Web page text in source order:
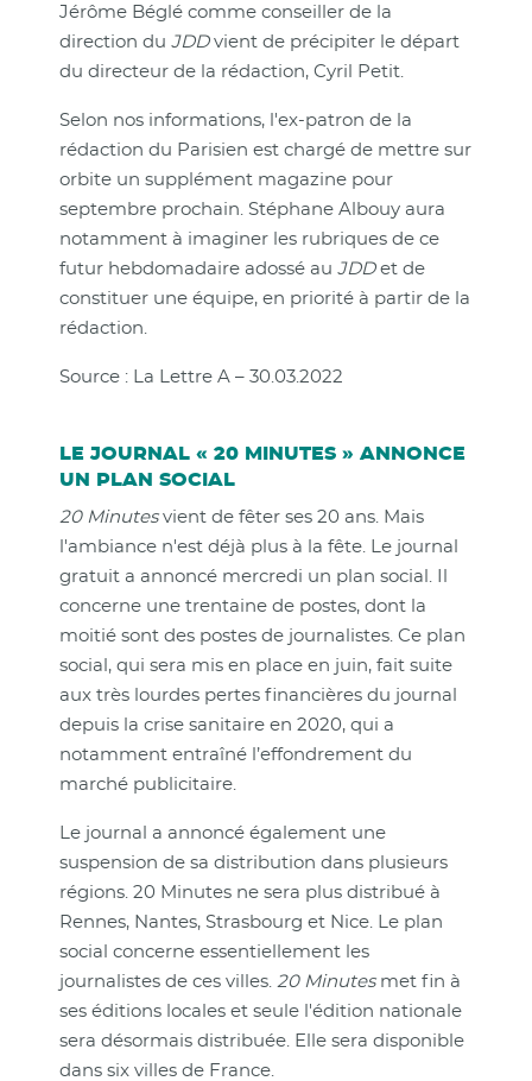
Jérôme Béglé comme conseiller de la
direction du JDDvient de précipiter le départ
du directeur de la rédaction, Cyril Petit.
Selon nos informations, l'ex-patron de la
rédaction du Parisien est chargé de mettre sur
orbite un supplément magazine pour
septembre prochain. Stéphane Albouy aura
notamment à imaginer les rubriques de ce
futur hebdomadaire adossé au JDDet de
constituer une équipe, en priorité à partir de la
rédaction.
Source : La Lettre A – 30.03.2022
LE JOURNAL « 20 MINUTES » ANNONCE
UN PLAN SOCIAL
20 Minutesvient de fêter ses 20 ans. Mais
l'ambiance n'est déjà plus à la fête. Le journal
gratuit a annoncé mercredi un plan social. Il
concerne une trentaine de postes, dont la
moitié sont des postes de journalistes. Ce plan
social, qui sera mis en place en juin, fait suite
aux très lourdes pertes financières du journal
depuis la crise sanitaire en 2020, qui a
notamment entraîné l’effondrement du
marché publicitaire.
Le journal a annoncé également une
suspension de sa distribution dans plusieurs
régions. 20 Minutes ne sera plus distribué à
Rennes, Nantes, Strasbourg et Nice. Le plan
social concerne essentiellement les
journalistes de ces villes. 20 Minutesmet fin à
ses éditions locales et seule l'édition nationale
sera désormais distribuée. Elle sera disponible
dans six villes de France.